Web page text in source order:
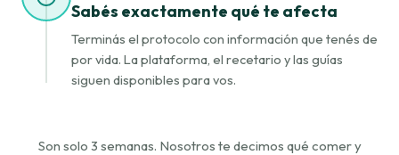
Sabés exactamente qué te afecta
Terminás el protocolo con información que tenés de
por vida. La plataforma, el recetario y las guías
siguen disponibles para vos.
Son solo 3 semanas. Nosotros te decimos qué comer y